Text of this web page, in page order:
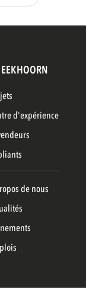
d'expérience
de nous